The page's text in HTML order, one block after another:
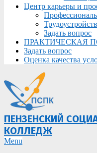
Центр карьеры и
Задать вопрос
ПРАКТИЧЕСКАЯ
Задать вопрос
Оценка качества
ПЕНЗЕНСКИЙ
КОЛЛЕДЖ
Primary
Menu